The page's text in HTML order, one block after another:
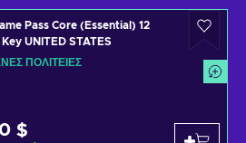
Pass Core (Essential) 12
UNITED STATES
ΠΟΛΙΤΕΊΕΣ
$